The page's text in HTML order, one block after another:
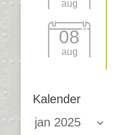
aug
08
aug
Kalender